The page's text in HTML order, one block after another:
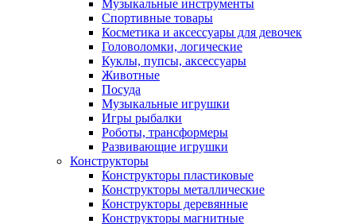
Музыкальные инструменты
Спортивные товары
Косметика и аксессуары для девочек
Головоломки, логические
Куклы, пупсы, аксессуары
Животные
Посуда
Музыкальные игрушки
Игры рыбалки
Роботы, трансформеры
Развивающие игрушки
Конструкторы
Конструкторы пластиковые
Конструкторы металлические
Конструкторы деревянные
Конструкторы магнитные